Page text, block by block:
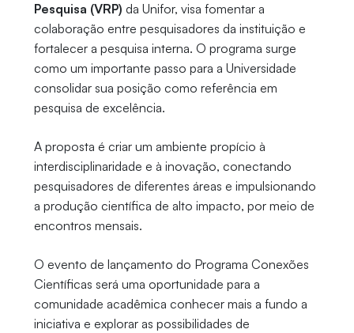
Pesquisa (VRP) da Unifor, visa fomentar a
colaboração entre pesquisadores da instituição e
fortalecer a pesquisa interna. O programa surge
como um importante passo para a Universidade
consolidar sua posição como referência em
pesquisa de excelência.
A proposta é criar um ambiente propício à
interdisciplinaridade e à inovação, conectando
pesquisadores de diferentes áreas e impulsionando
a produção científica de alto impacto, por meio de
encontros mensais.
O evento de lançamento do Programa Conexões
Científicas será uma oportunidade para a
comunidade acadêmica conhecer mais a fundo a
iniciativa e explorar as possibilidades de